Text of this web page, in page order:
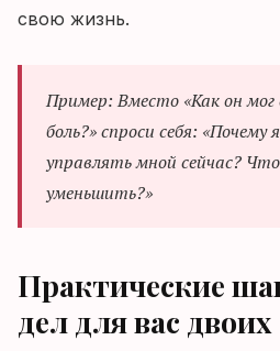
свою жизнь.
Пример: Вместо «Как он
боль?» спроси себя: «Почему
управлять мной сейчас?
уменьшить?»
Практические
дел для вас двоих